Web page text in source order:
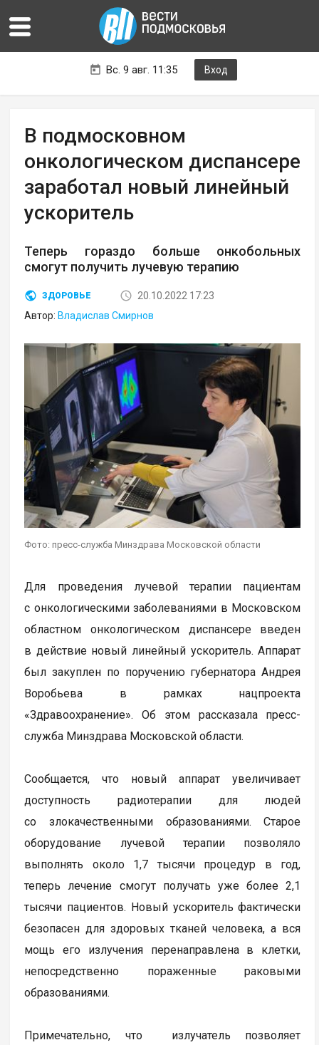
Вс. 9 авг. 11:35 Вход
В подмосковном
онкологическом диспансере
заработал новый линейный
ускоритель
Теперь гораздо больше онкобольных
смогут получить лучевую терапию
ЗДОРОВЬЕ
20.10.2022 17:23
Автор: Владислав Смирнов
Фото: пресс-служба Минздрава Московской области
Для проведения лучевой терапии пациентам
с онкологическими заболеваниями в Московском
областном онкологическом диспансере введен
в действие новый линейный ускоритель. Аппарат
был закуплен по поручению губернатора Андрея
Воробьева в рамках нацпроекта
«Здравоохранение». Об этом рассказала пресс-
служба Минздрава Московской области.
Сообщается, что новый аппарат увеличивает
доступность радиотерапии для людей
со злокачественными образованиями. Старое
оборудование лучевой терапии позволяло
выполнять около 1,7 тысячи процедур в год,
теперь лечение смогут получать уже более 2,1
тысячи пациентов. Новый ускоритель фактически
безопасен для здоровых тканей человека, а вся
мощь его излучения перенаправлена в клетки,
непосредственно пораженные раковыми
образованиями.
Примечательно, что излучатель позволяет